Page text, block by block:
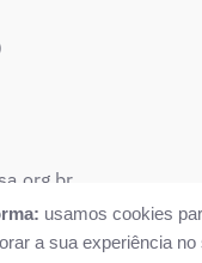
usamos cookies
a sua experiência no